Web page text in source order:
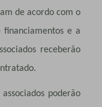
de acordo com o
e a
receberão
poderão